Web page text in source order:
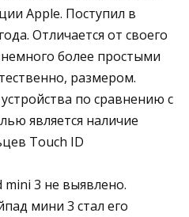
Apple. Поступил в
Отличается от своего
более простыми
размером.
по сравнению с
является наличие
Touch ID
mini 3 не выявлено.
мини 3 стал его